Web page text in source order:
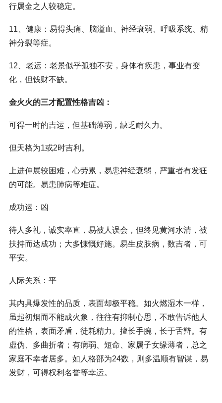
行属金之人较稳定。
11、健康：易得头痛、脑溢血、神经衰弱、呼吸系统、精
神分裂等症。
12、老运：老景似乎孤独不安，身体有疾患，事业有变
化，但钱财不缺。
金火火的三才配置性格吉凶：
可得一时的吉运，但基础薄弱，缺乏耐久力。
但天格为1或2时吉利。
上进伸展较困难，心劳累，易患神经衰弱，严重者有发狂
的可能。易患肺病等难症。
成功运：凶
待人多礼，诚实率直，易被人误会，但终见黄河水清，被
扶持而达成功；大多慷慨好施。易生皮肤病，数吉者，可
平安。
人际关系：平
其内具爆发性的品质，表面却极平稳。如火燃湿木一样，
虽起初烟而不能成火象，往往有抑制心思，不敢告诉他人
的性格，表面矛盾，徒耗精力。擅长手腕，长于舌辩。有
虚伪、多曲折者；有病弱、短命、家属子女缘薄者，总之
家庭不幸者居多。如人格部为24数，则多温顺有智谋，易
发财，可得权利名誉等幸运。